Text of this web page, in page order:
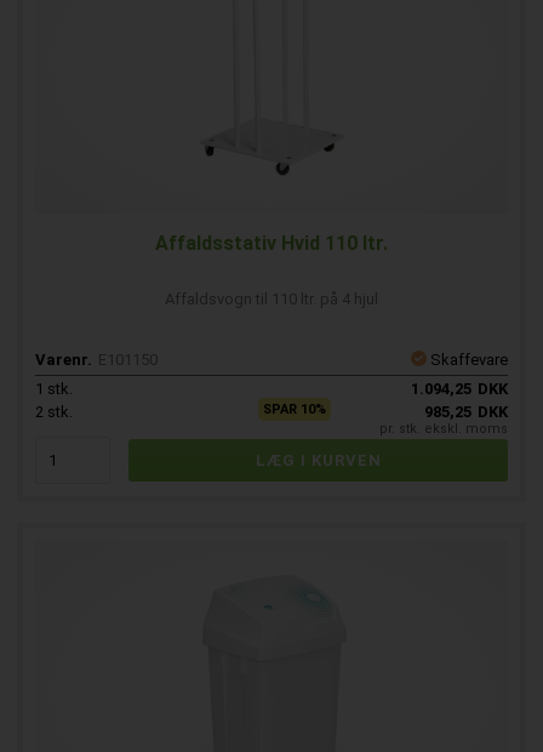
Affaldsstativ Hvid 110 ltr.
Affaldsvogn til 110 ltr. på 4 hjul
Varenr. E101150
Skaffevare
1 stk. 1.094,25 DKK
2 stk. SPAR 10% 985,25 DKK
pr. stk. ekskl. moms